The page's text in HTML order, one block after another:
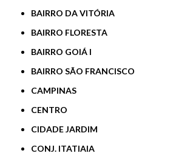
BAIRRO DA VITÓRIA
BAIRRO FLORESTA
BAIRRO GOIÁ I
BAIRRO SÃO FRANCISCO
CAMPINAS
CENTRO
CIDADE JARDIM
CONJ. ITATIAIA